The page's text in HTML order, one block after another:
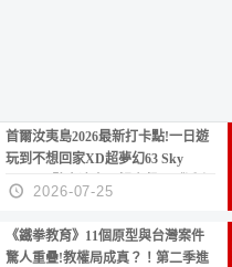
首爾汝夷島2026最新打卡點!一日遊
玩到不想回家XD超夢幻63 Sky
Picnic、鷺良津帝王蟹大餐、《淚之
女王》拍攝地、漢江公園免費玩水
2026-07-25
《鐵拳教育》11個原型與台灣案件
驚人重疊!教權局成真？！第二季進